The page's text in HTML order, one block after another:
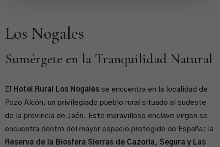
Los Nogales
Sumérgete en la Tranquilidad Natural
El Hotel Rural Los Nogales se encuentra en la localidad de
Pozo Alcón, un privilegiado pueblo rural situado al sudeste
de la provincia de Jaén. Este maravilloso enclave virgen se
encuentra dentro del mayor espacio protegido de España: la
Reserva de la Biosfera Sierras de Cazorla, Segura y Las